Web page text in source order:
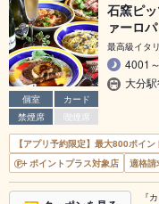
個室
カード
禁煙席
喫煙席
石窯ピ
ァーロ
最高級イタ
4001
大分
【アプリ予約限定】最大800ポイ
ポイントプラス対象店
適格請
『